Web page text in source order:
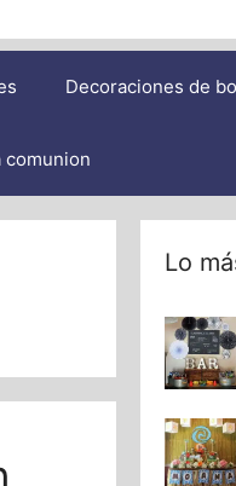
Decoraciones de
comunion
Lo